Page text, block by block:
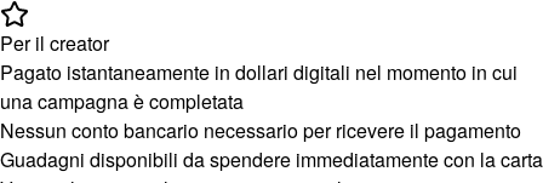
Per il creator
Pagato istantaneamente in dollari digitali nel momento in cui
una campagna è completata
Nessun conto bancario necessario per ricevere il pagamento
Guadagni disponibili da spendere immediatamente con la carta